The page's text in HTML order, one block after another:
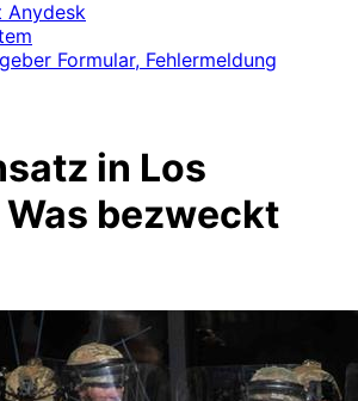
Anydesk
Formular, Fehlermeldung
in Los
bezweckt